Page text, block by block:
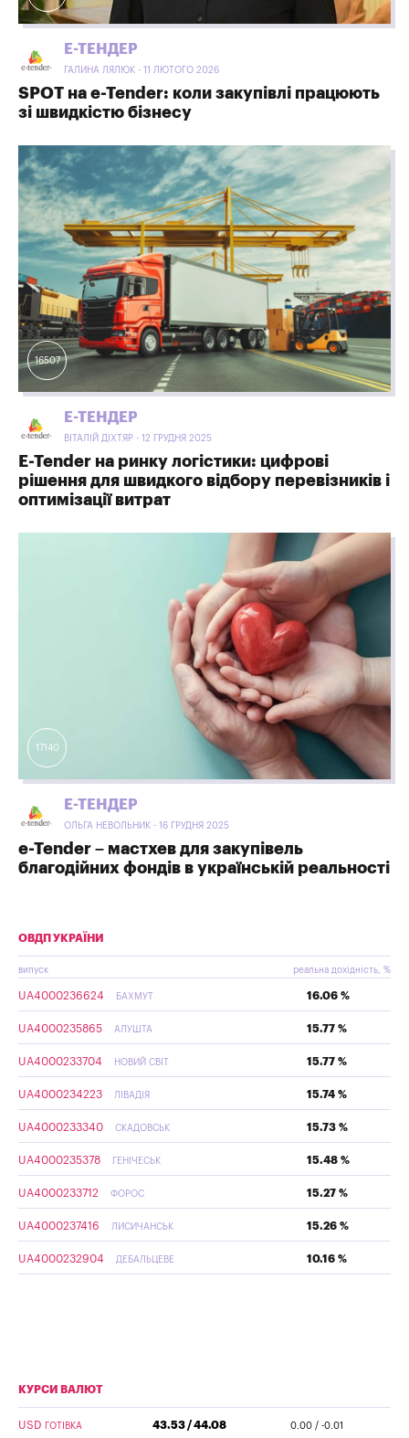
Е-ТЕНДЕР
ГАЛИНА ЛЯЛЮК - 11 ЛЮТОГО 2026
SPOT на e-Tender: коли закупівлі працюють
зі швидкістю бізнесу
16507
Е-ТЕНДЕР
ВІТАЛІЙ ДІХТЯР - 12 ГРУДНЯ 2025
E-Tender на ринку логістики: цифрові
рішення для швидкого відбору перевізників і
оптимізації витрат
17140
Е-ТЕНДЕР
ОЛЬГА НЕВОЛЬНИК - 16 ГРУДНЯ 2025
e-Tender – мастхев для закупівель
благодійних фондів в українській реальності
ОВДП УКРАЇНИ
випуск реальна дохідність, %
UA4000236624 БАХМУТ 16.06 %
UA4000235865 АЛУШТА 15.77 %
UA4000233704 НОВИЙ СВІТ 15.77 %
UA4000234223 ЛІВАДІЯ 15.74 %
UA4000233340 СКАДОВСЬК 15.73 %
UA4000235378 ГЕНІЧЕСЬК 15.48 %
UA4000233712 ФОРОС 15.27 %
UA4000237416 ЛИСИЧАНСЬК 15.26 %
UA4000232904 ДЕБАЛЬЦЕВЕ 10.16 %
КУРСИ ВАЛЮТ
USD ГОТІВКА 43.53 / 44.08 0.00 / -0.01